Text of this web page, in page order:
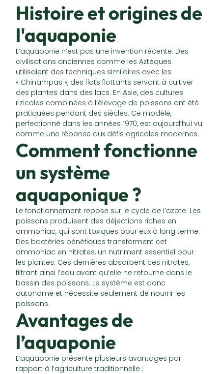
Histoire et origines de
l'aquaponie
L’aquaponie n’est pas une invention récente. Des
civilisations anciennes comme les Aztèques
utilisaient des techniques similaires avec les
« Chinampas », des îlots flottants servant à cultiver
des plantes dans des lacs. En Asie, des cultures
rizicoles combinées à l’élevage de poissons ont été
pratiquées pendant des siècles. Ce modèle,
perfectionné dans les années 1970, est aujourd’hui vu
comme une réponse aux défis agricoles modernes.
Comment fonctionne
un système
aquaponique ?
Le fonctionnement repose sur le cycle de l’azote. Les
poissons produisent des déjections riches en
ammoniac, qui sont toxiques pour eux à long terme.
Des bactéries bénéfiques transforment cet
ammoniac en nitrates, un nutriment essentiel pour
les plantes. Ces dernières absorbent ces nitrates,
filtrant ainsi l’eau avant qu’elle ne retourne dans le
bassin des poissons. Le système est donc
autonome et nécessite seulement de nourrir les
poissons.
Avantages de
l’aquaponie
L’aquaponie présente plusieurs avantages par
rapport à l’agriculture traditionnelle :